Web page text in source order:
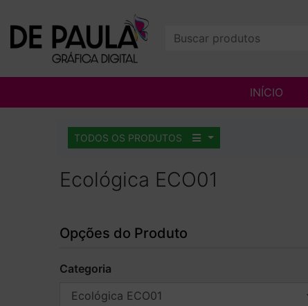
INÍCIO
TODOS OS PRODUTOS
Ecológica ECO01
Opções do Produto
Categoria